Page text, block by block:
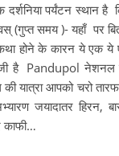
दर्शनिया पर्यंटन स्थान है
(गुप्त समय )- यहाँ पर
होने के कारन ये एक ये
है Pandupol नेशनल
की यात्रा आपको
जयादातर हिरन,